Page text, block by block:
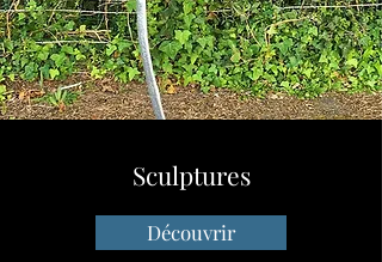
Sculptures
Découvrir